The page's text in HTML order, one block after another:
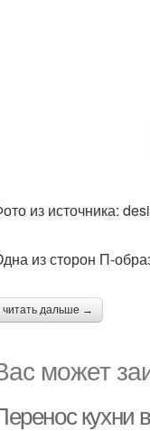
из источника:
из сторон П-
читать дальше →
может
кухни